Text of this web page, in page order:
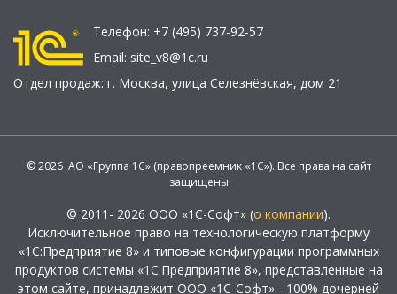
Телефон: +7 (495) 737-92-57
Email: site_v8@1c.ru
Отдел продаж: г. Москва, улица Селезнёвская, дом 21
© 2026 АО «Группа 1С» (правопреемник «1С»). Все права на сайт
защищены
© 2011- 2026 ООО «1С-Софт» (о компании).
Исключительное право на технологическую платформу
«1С:Предприятие 8» и типовые конфигурации программных
продуктов системы «1С:Предприятие 8», представленные на
этом сайте, принадлежит ООО «1С-Софт» - 100% дочерней